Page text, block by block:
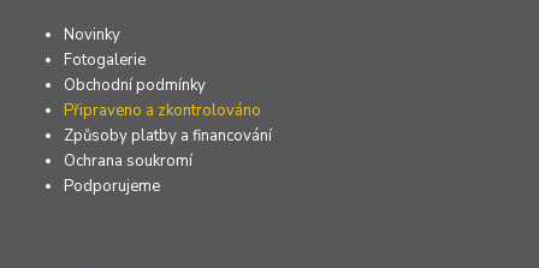
Novinky
Fotogalerie
Obchodní podmínky
Připraveno a zkontrolováno
Způsoby platby a financování
Ochrana soukromí
Podporujeme